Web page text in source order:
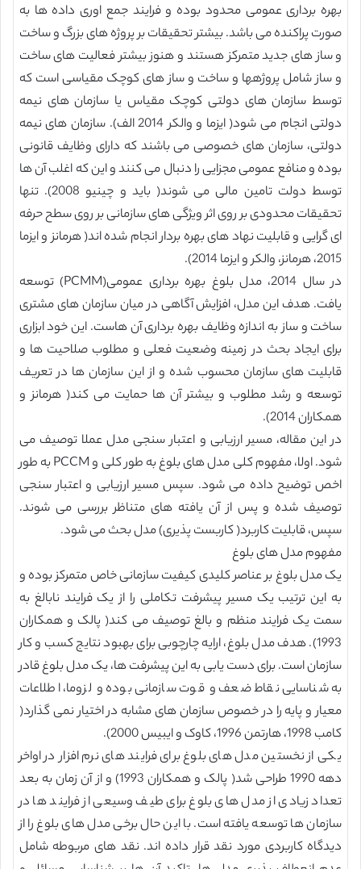
بهره برداری عمومی محدود بوده و فرایند جمع اوری داده ها به
صورت پراکنده می باشد. بیشتر تحقیقات بر پروژه های بزرگ و ساخت
و ساز های جدید متمرکز هستند و هنوز بیشتر فعالیت های ساخت
و ساز شامل پروژهها و ساخت و ساز های کوچک مقیاسی است که
توسط سازمان های دولتی کوچک مقیاس یا سازمان های نیمه
دولتی انجام می شود( ایزما و والکر 2014 الف). سازمان های نیمه
دولتی، سازمان های خصوصی می باشند که دارای وظایف قانونی
بوده و منافع عمومی مجزایی را دنبال می کنند و این که اغلب آن ها
توسط دولت تامین مالی می شوند( باید و چینیو 2008). تنها
تحقیقات محدودی بر روی اثر ویژگی های سازمانی بر روی سطح حرفه
ای گرایی و قابلیت نهاد های بهره بردار انجام شده اند( هرمانز و ایزما
2015، هرمانز، والکر و ایزما 2014).
در سال 2014، مدل بلوغ بهره برداری عمومی(PCMM) توسعه
یافت. هدف این مدل، افزایش آگاهی در میان سازمان های مشتری
ساخت و ساز به اندازه وظایف بهره برداری آن هاست. این خود ابزاری
برای ایجاد بحث در زمینه وضعیت فعلی و مطلوب صلاحیت ها و
قابلیت های سازمان محسوب شده و از این سازمان ها در تعریف
توسعه و رشد مطلوب و بیشتر آن ها حمایت می کند( هرمانز و
همکاران 2014).
در این مقاله، مسیر ارزیابی و اعتبار سنجی مدل عملا توصیف می
شود. اولا، مفهوم کلی مدل های بلوغ به طور کلی و PCCM به طور
اخص توضیح داده می شود. سپس مسیر ارزیابی و اعتبار سنجی
توصیف شده و پس از آن یافته های متناظر بررسی می شوند.
سپس، قابلیت کاربرد( کاربست پذیری) مدل بحث می شود.
مفهوم مدل های بلوغ
یک مدل بلوغ بر عناصر کلیدی کیفیت سازمانی خاص متمرکز بوده و
به این ترتیب یک مسیر پیشرفت تکاملی را از یک فرایند نابالغ به
سمت یک فرایند منظم و بالغ توصیف می کند( پالک و همکاران
1993). هدف مدل بلوغ، ارایه چارچوبی برای بهبود نتایج کسب و کار
سازمان است. برای دست یابی به این پیشرفت ها، یک مدل بلوغ قادر
به شناسایی نقاط ضعف و قوت سازمانی بوده و لزوما، اطلاعات
معیار و پایه را در خصوص سازمان های مشابه در اختیار نمی گذارد(
کامب 1998، هارتمن 1996، کاوک و ایبیس 2000).
یکی از نخستین مدل های بلوغ برای فرایند های نرم افزار در اواخر
دهه 1990 طراحی شد( پالک و همکاران 1993) و از آن زمان به بعد
تعداد زیادی از مدل های بلوغ برای طیف وسیعی از فرایند ها در
سازمان ها توسعه یافته است. با این حال برخی مدل های بلوغ را از
دیدگاه کاربردی مورد نقد قرار داده اند. نقد های مربوطه شامل